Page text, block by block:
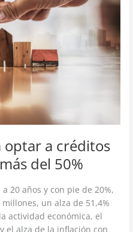
optar a créditos
del 50%
20 años y con pie de 20%,
un alza de 51,4%
actividad económica, el
el alza de la inflación con